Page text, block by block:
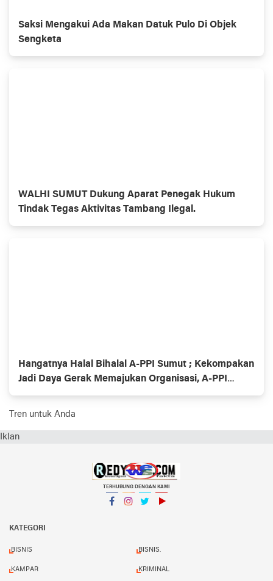
Saksi Mengakui Ada Makan Datuk Pulo Di Objek
Sengketa
WALHI SUMUT Dukung Aparat Penegak Hukum
Tindak Tegas Aktivitas Tambang Ilegal.
Hangatnya Halal Bihalal A-PPI Sumut ; Kekompakan
Jadi Daya Gerak Memajukan Organisasi, A-PPI
Dukung Profesi Wartawan Sepanjang Masa
Tren untuk Anda
Iklan
TERHUBUNG DENGAN KAMI
KATEGORI
BISNIS BISNIS.
KAMPAR KRIMINAL